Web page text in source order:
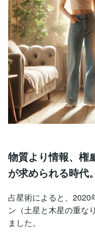
物質より情報、権
が求められる時代。
占星術によると、2020
ン（土星と木星の重な
ました。